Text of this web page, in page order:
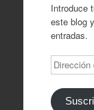
Introduce
este blog
entradas.
Dirección
de
correo
electrónico